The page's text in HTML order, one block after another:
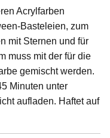
Acrylfarben
Basteleien, zum
mit Sternen und für
muss mit der für die
gemischt werden.
Minuten unter
aufladen. Haftet auf